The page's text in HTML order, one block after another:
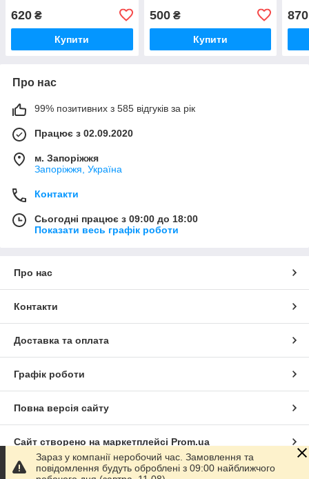
620 ₴
Купити
500₴
Купити
870
Про нас
99% позитивних з 585 відгуків за рік
Працює з 02.09.2020
м. Запоріжжя
Запоріжжя, Україна
Контакти
Сьогодні працює з 09:00 до 18:00
Показати весь графік роботи
Про нас
Контакти
Доставка та оплата
Графік роботи
Повна версія сайту
Сайт створено на маркетплейсі Prom.ua
Політика конфіденційності
Зараз у компанії неробочий час. Замовлення та
повідомлення будуть оброблені з 09:00 найближчого